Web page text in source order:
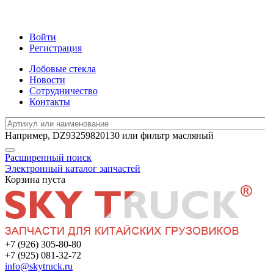
Войти
Регистрация
Лобовые стекла
Новости
Сотрудничество
Контакты
Например, DZ93259820130 или фильтр масляный
Расширенный поиск
Электронный каталог запчастей
Корзина пуста
+7 (926) 305-80-80
+7 (925) 081-32-72
info@skytruck.ru